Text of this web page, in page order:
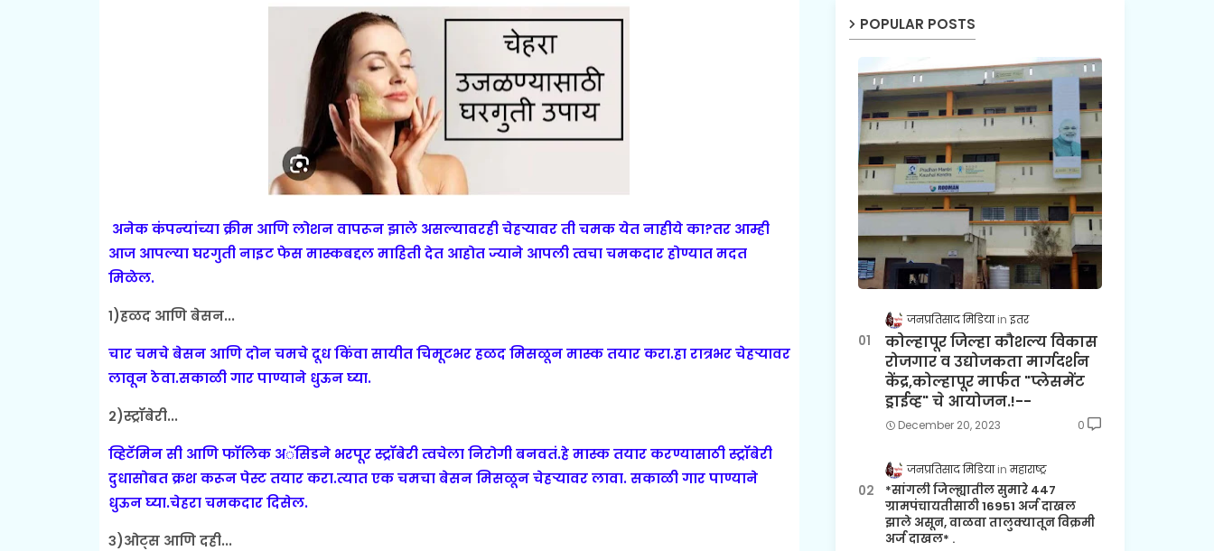
अनेक कंपन्यांच्या क्रीम आणि लोशन वापरून झाले असल्यावरही चेहर्‍यावर ती चमक येत नाहीये का?तर आम्ही
आज आपल्या घरगुती नाइट फेस मास्कबद्दल माहिती देत आहोत ज्याने आपली त्वचा चमकदार होण्यात मदत
मिळेल.
१)हळद आणि बेसन...
चार चमचे बेसन आणि दोन चमचे दूध किंवा सायीत चिमूटभर हळद मिसळून मास्क तयार करा.हा रात्रभर चेहर्‍यावर
लावून ठेवा.सकाळी गार पाण्याने धुऊन घ्या.
२)स्ट्रॉबेरी...
व्हिटॅमिन सी आणि फॉलिक अॅसिडने भरपूर स्ट्रॉबेरी त्वचेला निरोगी बनवतं.हे मास्क तयार करण्यासाठी स्ट्रॉबेरी
दुधासोबत क्रश करून पेस्ट तयार करा.त्यात एक चमचा बेसन मिसळून चेहर्‍यावर लावा. सकाळी गार पाण्याने
धुऊन घ्या.चेहरा चमकदार दिसेल.
३)ओट्स आणि दही...
POPULAR POSTS
जनप्रतिसाद मिडिया इतर
कोल्हापूर जिल्हा कौशल्य विकास
रोजगार व उद्योजकता मार्गदर्शन
केंद्र,कोल्हापूर मार्फत "प्लेसमेंट
ड्राईव्ह" चे आयोजन.!--
December 20, 2023 0
जनप्रतिसाद मिडिया महाराष्ट्र
*सांगली जिल्ह्यातील सुमारे 447
ग्रामपंचायतीसाठी 16951 अर्ज दाखल
झाले असून, वाळवा तालुक्यातून विक्रमी
अर्ज दाखल* .